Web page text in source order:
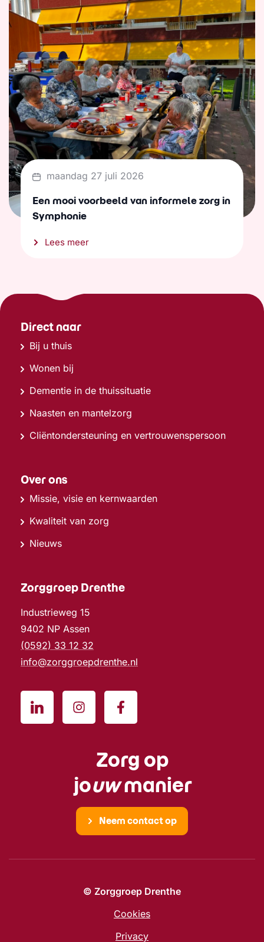
maandag 27 juli 2026
Een mooi voorbeeld van informele zorg in
Symphonie
Lees meer
Direct naar
Bij u thuis
Wonen bij
Dementie in de thuissituatie
Naasten en mantelzorg
Cliëntondersteuning en vertrouwenspersoon
Over ons
Missie, visie en kernwaarden
Kwaliteit van zorg
Nieuws
Zorggroep Drenthe
Industrieweg 15
9402 NP Assen
(0592) 33 12 32
info@zorggroepdrenthe.nl
Zorg op
jouwmanier
Neem contact op
© Zorggroep Drenthe
Cookies
Privacy